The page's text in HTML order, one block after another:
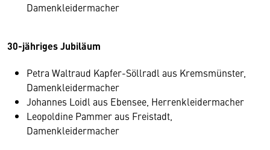
Damenkleidermacher
30-jähriges Jubiläum
Petra Waltraud Kapfer-Söllradl aus Kremsmünster,
Damenkleidermacher
Johannes Loidl aus Ebensee, Herrenkleidermacher
Leopoldine Pammer aus Freistadt,
Damenkleidermacher